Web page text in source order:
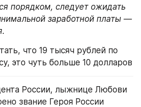
порядком, следует ожидать
заработной платы —
что 19 тысяч рублей по
это чуть больше 10 долларов
России, лыжнице Любови
звание Героя России